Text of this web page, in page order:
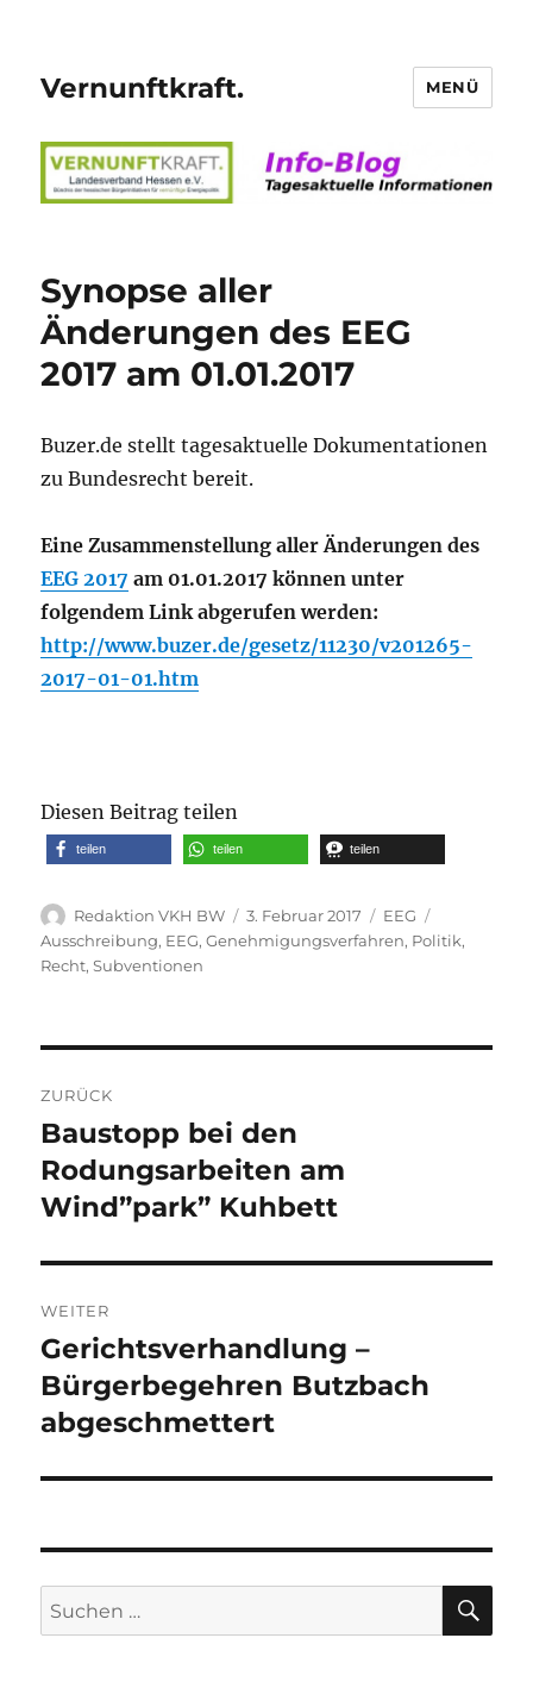
Vernunftkraft. MENÜ
Synopse aller
Änderungen des EEG
2017 am 01.01.2017
Buzer.de stellt tagesaktuelle Dokumentationen
zu Bundesrecht bereit.
Eine Zusammenstellung aller Änderungen des
EEG 2017 am 01.01.2017 können unter
folgendem Link abgerufen werden:
http://www.buzer.de/gesetz/11230/v201265-
2017-01-01.htm
Diesen Beitrag teilen
teilen teilen teilen
Autor
Redaktion VKH BW
Veröffentlicht
am
3. Februar 2017 Kategorien
EEG
Ausschreibung, EEG,Genehmigungsverfahren, Politik,
Recht,Subventionen
ZURÜCK
Vorheriger
Beitrag:
Baustopp bei den
Rodungsarbeiten am
Wind”park” Kuhbett
WEITER
Nächster
Beitrag:
Gerichtsverhandlung –
Bürgerbegehren Butzbach
abgeschmettert
Suche
nach: